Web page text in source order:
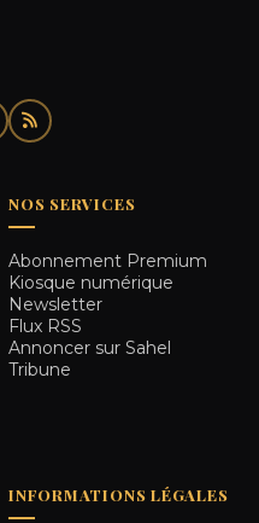
NOS SERVICES
Abonnement Premium
Kiosque numérique
Newsletter
Flux RSS
Annoncer sur Sahel
Tribune
INFORMATIONS LÉGALES